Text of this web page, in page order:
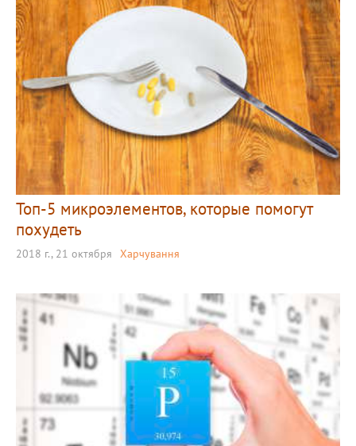
Топ-5 микроэлементов, которые помогут
похудеть
2018 г., 21 октября Харчування